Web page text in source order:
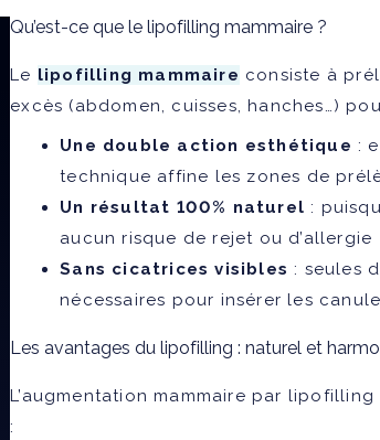
Qu’est-ce que le lipofilling mammaire ?
Le lipofilling mammaire consiste à
excès (abdomen, cuisses, hanches…)
Une double action esthétique :
technique affine les zones de
Un résultat 100% naturel :
aucun risque de rejet ou d’allergie
Sans cicatrices visibles : seules
nécessaires pour insérer les
Les avantages du lipofilling : naturel et
L’augmentation mammaire par
: